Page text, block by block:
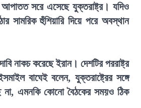
আপাতত সরে এসেছে যুক্তরাষ্ট্র। যদিও
হুঁশিয়ারি দিয়ে পরে অবস্থান
নাকচ করেছে ইরান। দেশটির পররাষ্ট্র
বাঘেই বলেন, যুক্তরাষ্ট্রের সঙ্গে
এমনকি কোনো বৈঠকের সময়ও ঠিক